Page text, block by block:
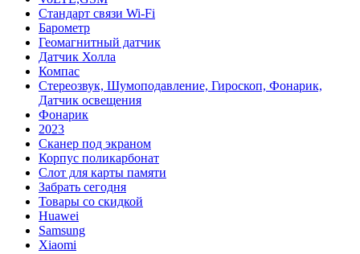
Cтандарт связи Wi-Fi
Барометр
Геомагнитный датчик
Датчик Холла
Компас
Стереозвук, Шумоподавление, Гироскоп, Фонарик,
Датчик освещения
Фонарик
2023
Сканер под экраном
Корпус поликарбонат
Слот для карты памяти
Забрать сегодня
Товары со скидкой
Huawei
Samsung
Xiaomi